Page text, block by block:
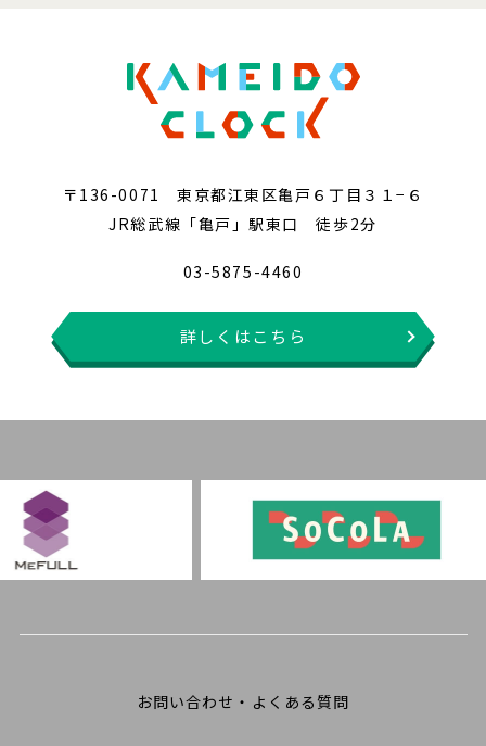
〒136-0071 東京都江東区亀戸６丁目３１−６
JR総武線「亀戸」駅東口 徒歩2分
03-5875-4460
詳しくはこちら
お問い合わせ・よくある質問